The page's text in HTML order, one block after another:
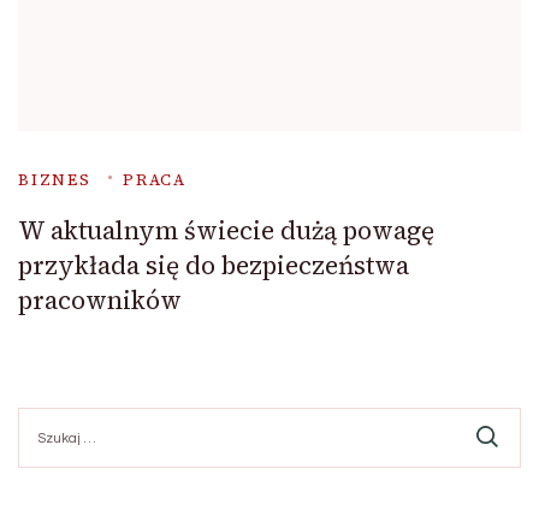
BIZNES PRACA
W aktualnym świecie dużą powagę
przykłada się do bezpieczeństwa
pracowników